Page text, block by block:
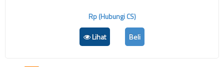
Rp (Hubungi CS)
Lihat
Beli